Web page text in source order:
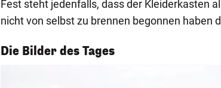
Fest steht jedenfalls, dass der Kleiderkasten
nicht von selbst zu brennen begonnen haben
Die Bilder des Tages
1/57